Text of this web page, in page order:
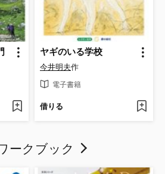
ヤギのいる学校
今井明夫作
電子書籍
借りる
ークブック